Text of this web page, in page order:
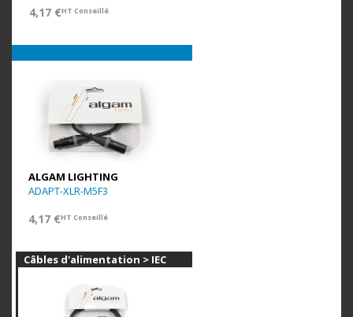
4,17 €HT Conseillé
ALGAM LIGHTING
ADAPT-XLR-M5F3
4,17 €HT Conseillé
Câbles d'alimentation > IEC